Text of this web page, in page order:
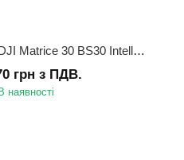
Зарядна станція DJI Matrice 30 BS30 Intelligent Battery Station
грн з ПДВ.
В наявності